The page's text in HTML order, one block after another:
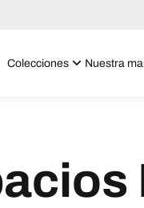
Colecciones Nuestra